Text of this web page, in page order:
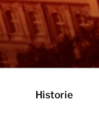
Určeno
Historie